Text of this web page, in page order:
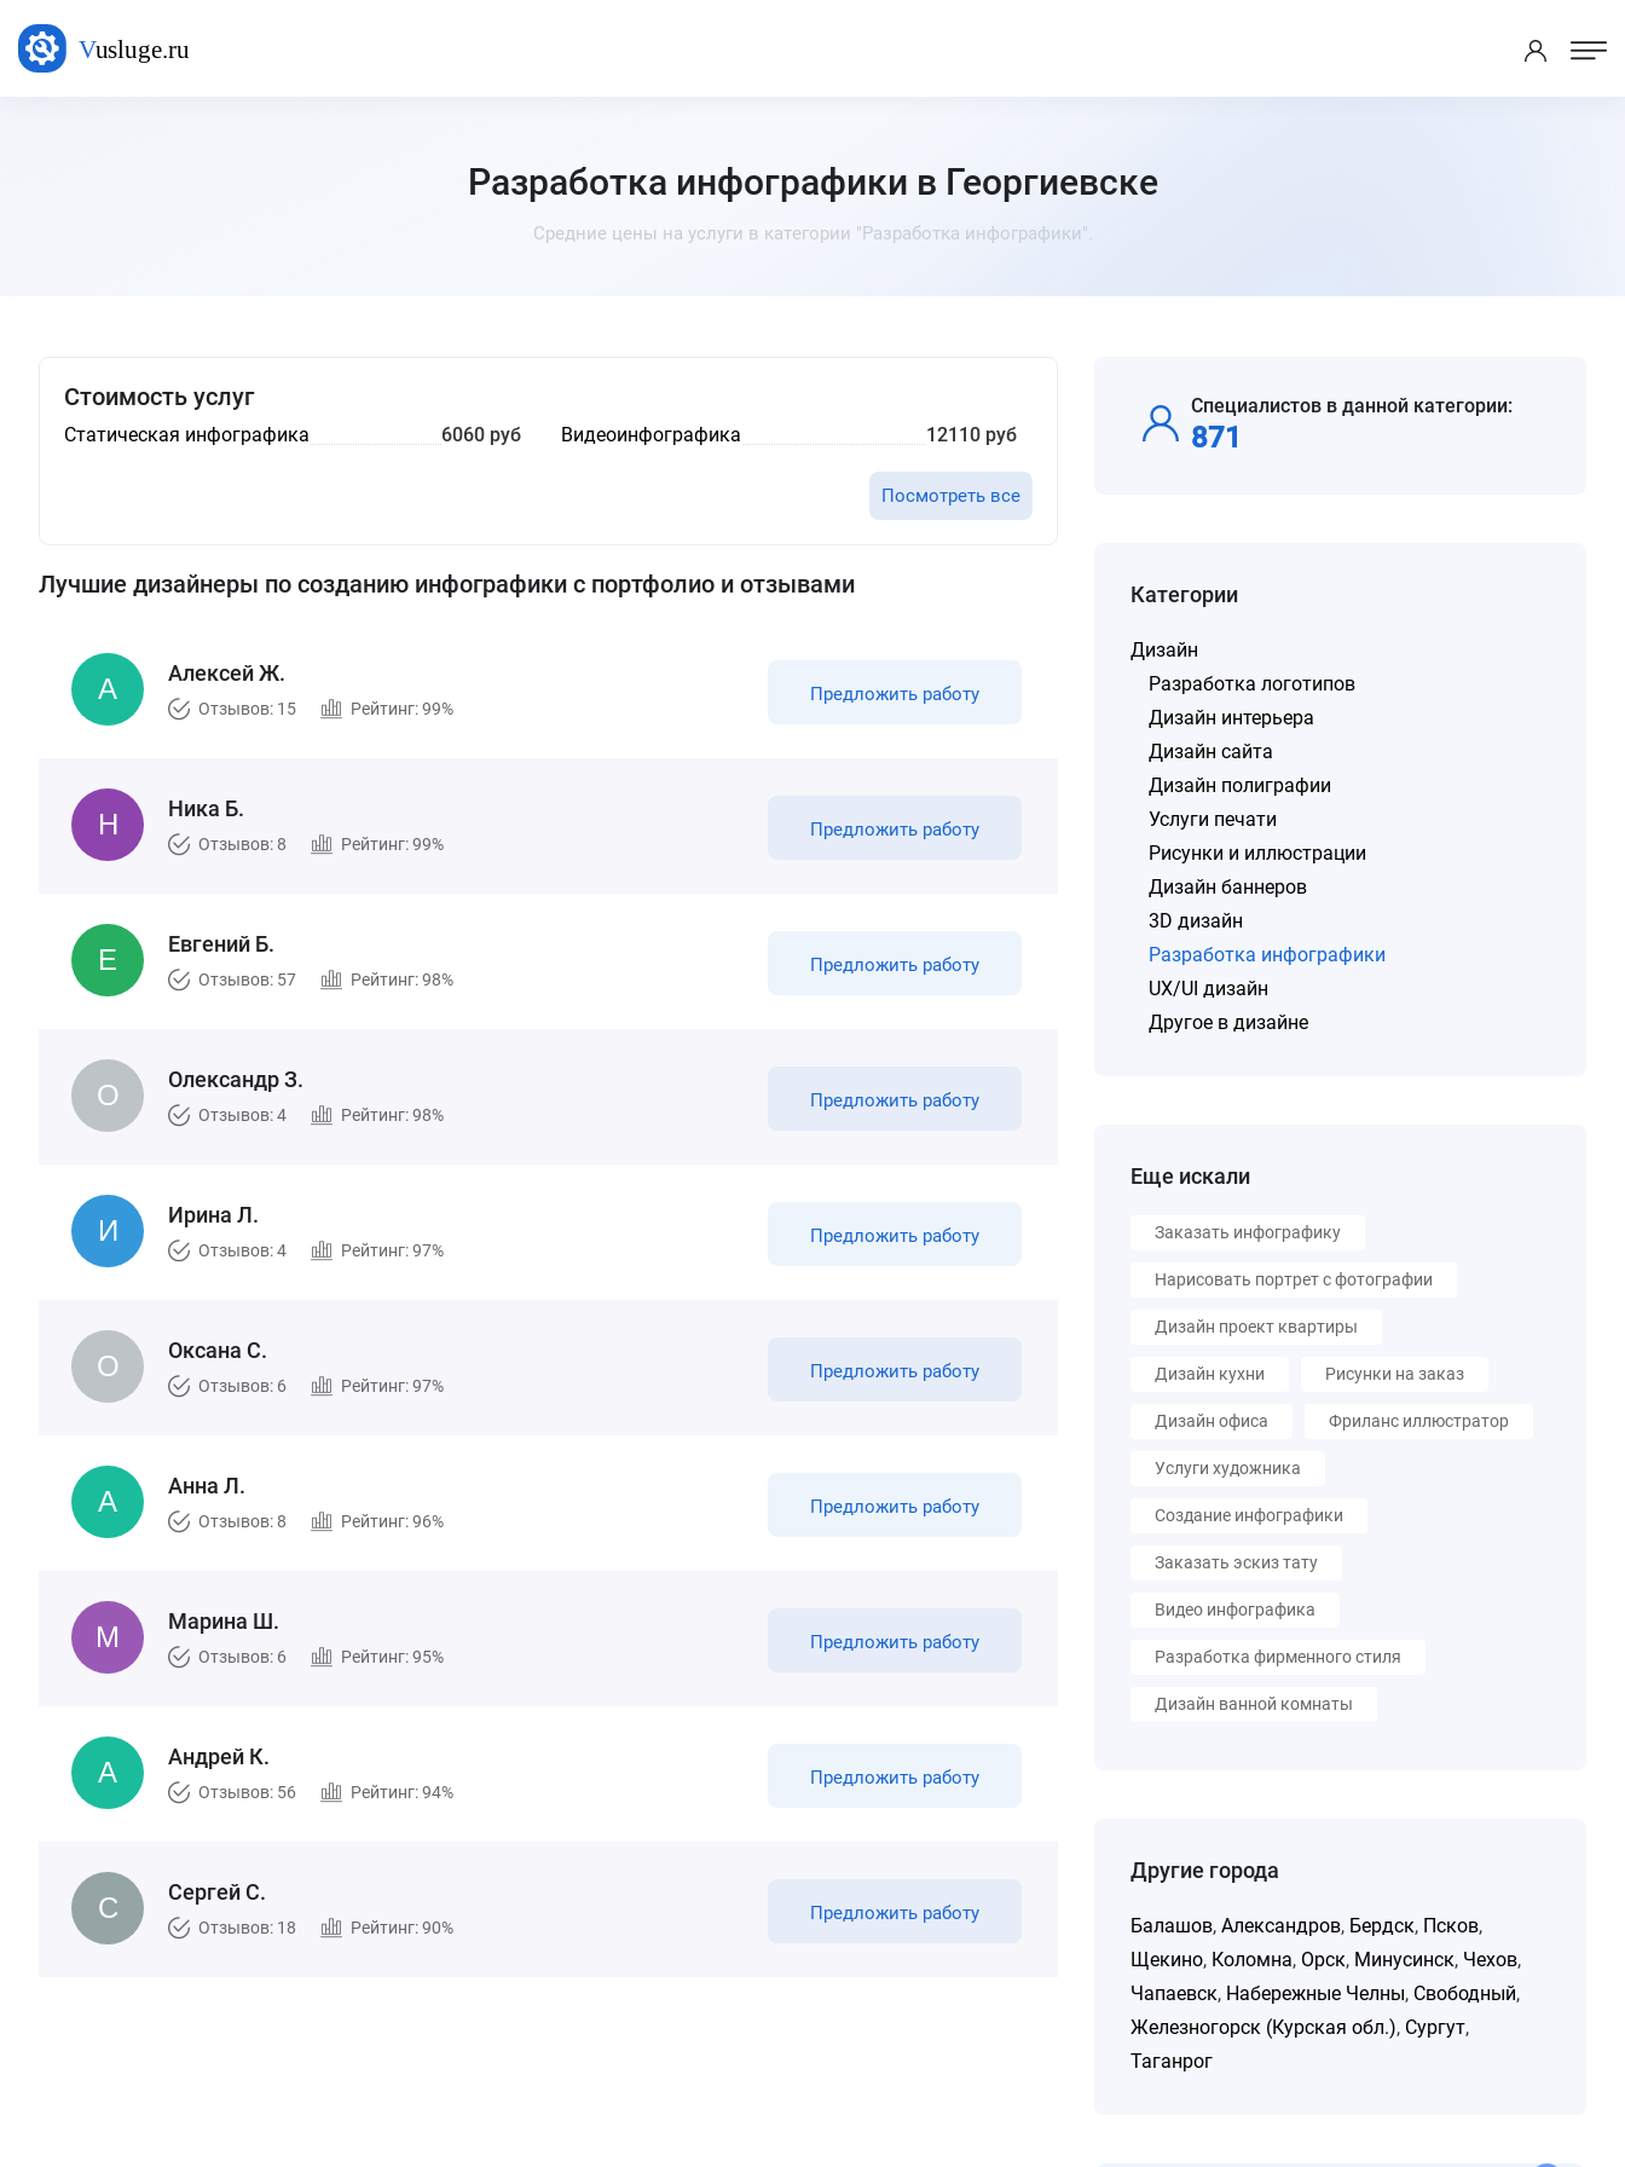
Разработка инфографики в Георгиевске
Средние цены на услуги в категории "Разработка инфографики".
Стоимость услуг
Статическая инфографика 6060 руб Видеоинфографика 12110 руб
Посмотреть все
Лучшие дизайнеры по созданию инфографики с портфолио и отзывами
Алексей Ж.
Отзывов: 15 Рейтинг: 99%
Предложить работу
Ника Б.
Отзывов: 8 Рейтинг: 99%
Предложить работу
Евгений Б.
Отзывов: 57 Рейтинг: 98%
Предложить работу
Олександр З.
Отзывов: 4 Рейтинг: 98%
Предложить работу
Ирина Л.
Отзывов: 4 Рейтинг: 97%
Предложить работу
Оксана С.
Отзывов: 6 Рейтинг: 97%
Предложить работу
Анна Л.
Отзывов: 8 Рейтинг: 96%
Предложить работу
Марина Ш.
Отзывов: 6 Рейтинг: 95%
Предложить работу
Андрей К.
Отзывов: 56 Рейтинг: 94%
Предложить работу
Сергей С.
Отзывов: 18 Рейтинг: 90%
Предложить работу
Специалистов в данной категории:
871
Категории
Дизайн
Разработка логотипов
Дизайн интерьера
Дизайн сайта
Дизайн полиграфии
Услуги печати
Рисунки и иллюстрации
Дизайн баннеров
3D дизайн
Разработка инфографики
UX/UI дизайн
Другое в дизайне
Еще искали
Заказать инфографику
Нарисовать портрет с фотографии
Дизайн проект квартиры
Дизайн кухни Рисунки на заказ
Дизайн офиса Фриланс иллюстратор
Услуги художника
Создание инфографики
Заказать эскиз тату
Видео инфографика
Разработка фирменного стиля
Дизайн ванной комнаты
Другие города
Балашов,Александров, Бердск, Псков,
Щекино, Коломна, Орск, Минусинск, Чехов,
Чапаевск, Набережные Челны, Свободный,
Железногорск (Курская обл.), Сургут,
Таганрог